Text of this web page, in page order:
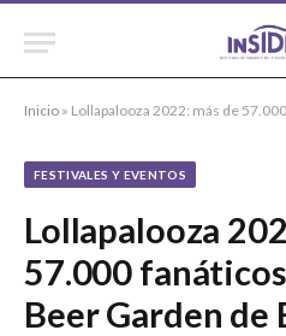
Inicio » Lollapalooza 2022: más de 57.000
FESTIVALES Y EVENTOS
Lollapalooza
57.000
Beer Garden de